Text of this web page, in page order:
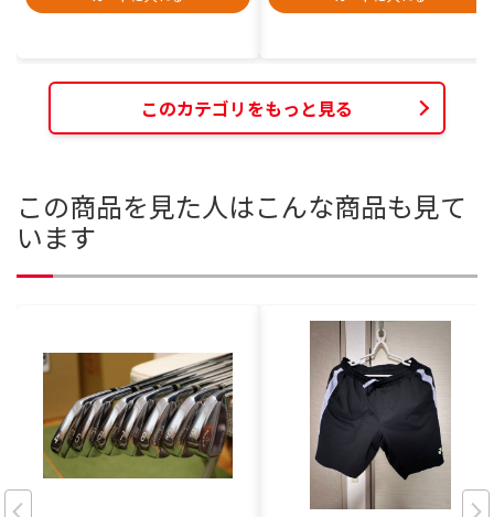
このカテゴリをもっと見る
この商品を見た人はこんな商品も見て
います